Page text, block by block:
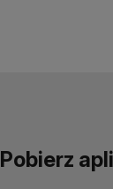
Pobierz